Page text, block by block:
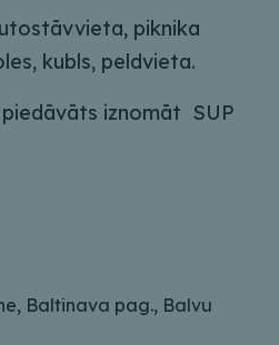
piknika
kubls, peldvieta.
iznomāt SUP
Baltinava pag., Balvu